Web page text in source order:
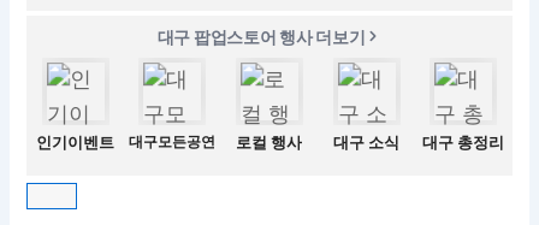
대구 팝업스토어 행사 더보기
인기이벤트 대구모든공연 로컬 행사 대구 소식 대구 총정리